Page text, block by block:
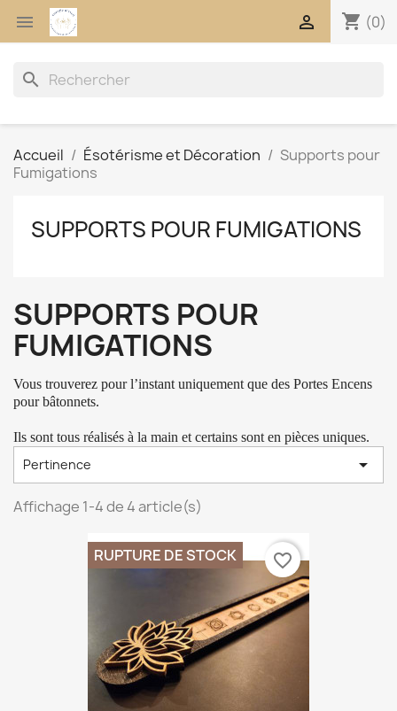
 shopping_cart (0)

search
Accueil Ésotérisme et Décoration
Supports pour
Fumigations
SUPPORTS POUR FUMIGATIONS
SUPPORTS POUR
FUMIGATIONS
Vous trouverez pour l’instant uniquement que des Portes Encens
pour bâtonnets.
Ils sont tous réalisés à la main et certains sont en pièces uniques.
Pertinence 
Affichage 1-4 de 4 article(s)
RUPTURE DE STOCK favorite_border